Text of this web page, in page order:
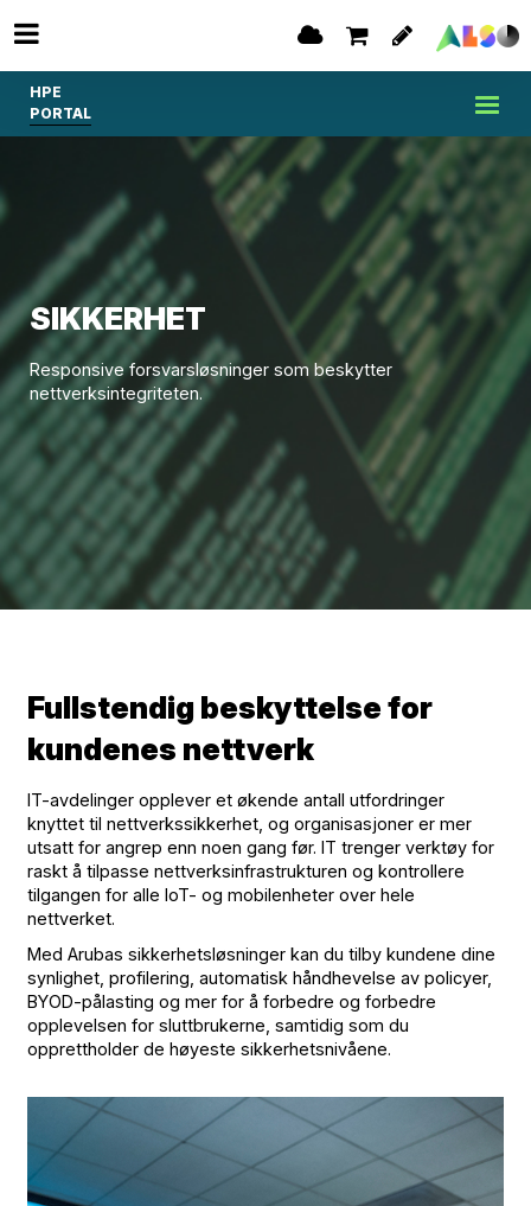
HPE
PORTAL
SIKKERHET
Responsive forsvarsløsninger som beskytter
nettverksintegriteten.
Fullstendig beskyttelse for
kundenes nettverk
IT-avdelinger opplever et økende antall utfordringer
knyttet til nettverkssikkerhet, og organisasjoner er mer
utsatt for angrep enn noen gang før. IT trenger verktøy for
raskt å tilpasse nettverksinfrastrukturen og kontrollere
tilgangen for alle IoT- og mobilenheter over hele
nettverket.
Med Arubas sikkerhetsløsninger kan du tilby kundene dine
synlighet, profilering, automatisk håndhevelse av policyer,
BYOD-pålasting og mer for å forbedre og forbedre
opplevelsen for sluttbrukerne, samtidig som du
opprettholder de høyeste sikkerhetsnivåene.